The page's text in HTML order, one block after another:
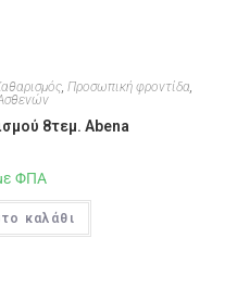
, Προσωπική φροντίδα,
8τεμ. Abena
ΦΠΑ
καλάθι